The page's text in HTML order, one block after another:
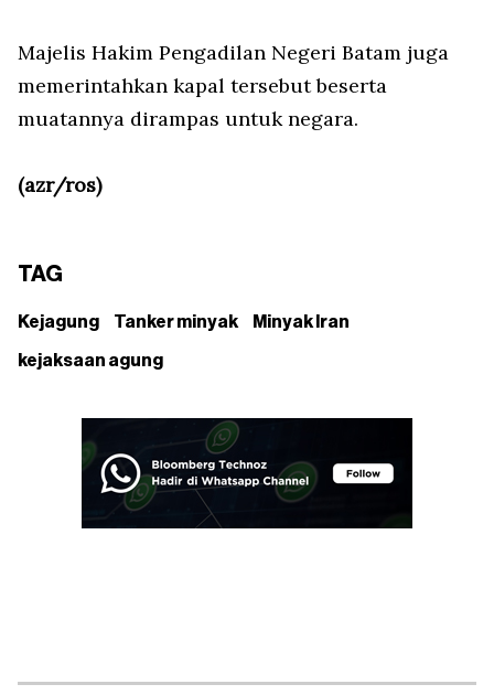
Majelis Hakim Pengadilan Negeri Batam juga
memerintahkan kapal tersebut beserta
muatannya dirampas untuk negara.
(azr/ros)
TAG
Kejagung Tanker minyak Minyak Iran
kejaksaan agung